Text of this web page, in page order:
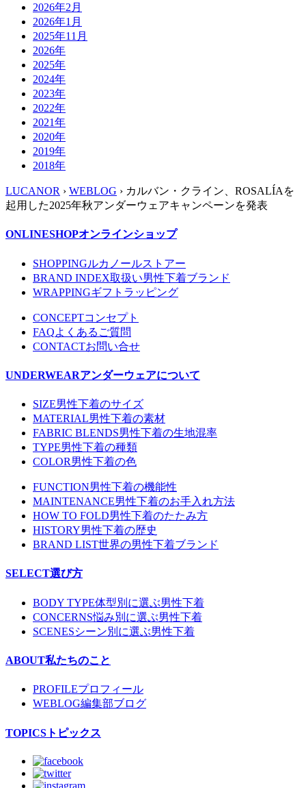
2026年2月
2026年1月
2025年11月
2026年
2025年
2024年
2023年
2022年
2021年
2020年
2019年
2018年
LUCANOR › WEBLOG › カルバン・クライン、ROSALÍAを
起用した2025年秋アンダーウェアキャンペーンを発表
ONLINESHOPオンラインショップ
SHOPPINGルカノールストアー
BRAND INDEX取扱い男性下着ブランド
WRAPPINGギフトラッピング
CONCEPTコンセプト
FAQよくあるご質問
CONTACTお問い合せ
UNDERWEARアンダーウェアについて
SIZE男性下着のサイズ
MATERIAL男性下着の素材
FABRIC BLENDS男性下着の生地混率
TYPE男性下着の種類
COLOR男性下着の色
FUNCTION男性下着の機能性
MAINTENANCE男性下着のお手入れ方法
HOW TO FOLD男性下着のたたみ方
HISTORY男性下着の歴史
BRAND LIST世界の男性下着ブランド
SELECT選び方
BODY TYPE体型別に選ぶ男性下着
CONCERNS悩み別に選ぶ男性下着
SCENESシーン別に選ぶ男性下着
ABOUT私たちのこと
PROFILEプロフィール
WEBLOG編集部ブログ
TOPICS トピックス